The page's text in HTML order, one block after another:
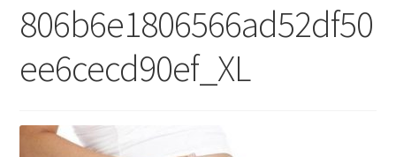
806b6e1806566ad52df50
ee6cecd90ef_XL